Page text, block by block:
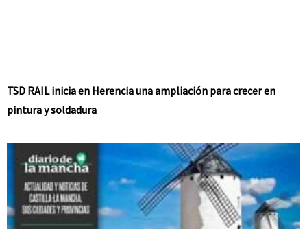
TSD RAIL inicia en Herencia una ampliación para crecer en
pintura y soldadura